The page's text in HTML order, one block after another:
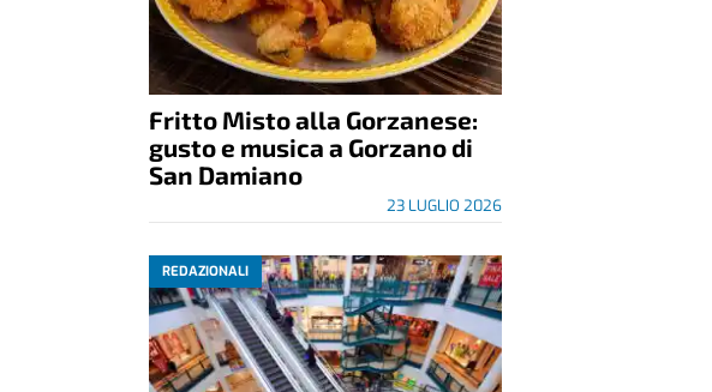
Fritto Misto alla Gorzanese:
gusto e musica a Gorzano di
San Damiano
23 LUGLIO 2026
REDAZIONALI